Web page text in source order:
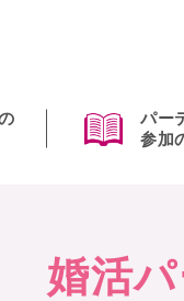
パー
参加
婚活